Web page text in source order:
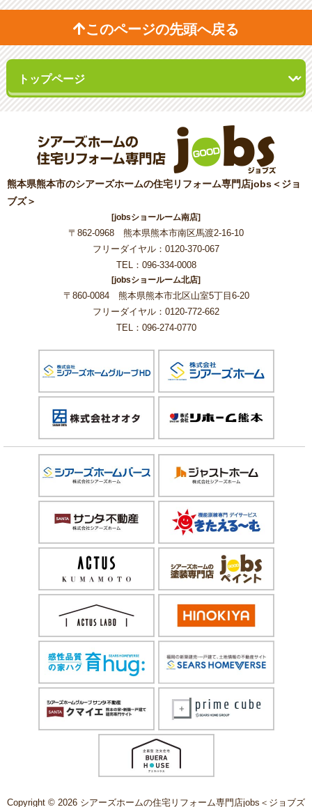
このページの先頭へ戻る
熊本県熊本市のシアーズホームの住宅リフォーム専門店jobs＜ジョ
ブズ＞
[jobsショールーム南店]
〒862-0968 熊本県熊本市南区馬渡2-16-10
フリーダイヤル：0120-370-067
TEL：096-334-0008
[jobsショールーム北店]
〒860-0084 熊本県熊本市北区山室5丁目6-20
フリーダイヤル：0120-772-662
TEL：096-274-0770
Copyright © 2026 シアーズホームの住宅リフォーム専門店jobs＜ジョブズ